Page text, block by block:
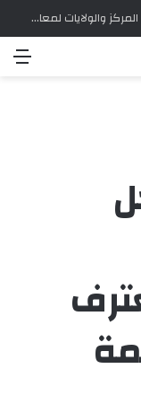
وزير الدولة بالمالية يوجه بضرورة التنسيق بين المركز والولايات لمعالجة تحديات التحصيل الضريبي‏